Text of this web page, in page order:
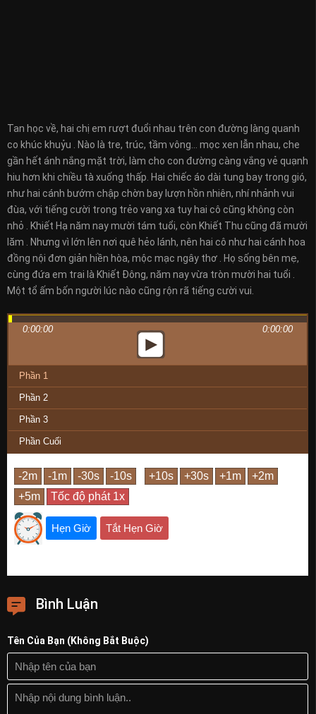
Tan học về, hai chị em rượt đuổi nhau trên con đường làng quanh
co khúc khuỷu . Nào là tre, trúc, tầm vông… mọc xen lẫn nhau, che
gần hết ánh nắng mặt trời, làm cho con đường càng vắng vẻ quạnh
hiu hơn khi chiều tà xuống thấp. Hai chiếc áo dài tung bay trong gió,
như hai cánh bướm chập chờn bay lượn hồn nhiên, nhí nhảnh vui
đùa, với tiếng cười trong trẻo vang xa tuy hai cô cũng không còn
nhỏ . Khiết Hạ năm nay mười tám tuổi, còn Khiết Thu cũng đã mười
lăm . Nhưng vì lớn lên nơi quê hẻo lánh, nên hai cô như hai cánh hoa
đồng nội đơn giản hiền hòa, mộc mạc ngây thơ . Họ sống bên mẹ,
cùng đứa em trai là Khiết Đông, năm nay vừa tròn mười hai tuổi .
Một tổ ấm bốn người lúc nào cũng rộn rã tiếng cười vui.
0:00:00 0:00:00
Phần 1
Phần 2
Phần 3
Phần Cuối
Hẹn Giờ Tắt Hẹn Giờ
Bình Luận
Tên Của Bạn (Không Bắt Buộc)